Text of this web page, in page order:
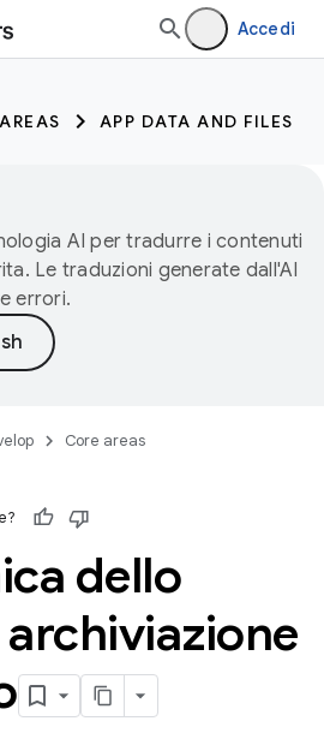
Accedi
APP DATA AND FILES
AI per tradurre i contenuti
Le traduzioni generate dall'AI
errori.
Core areas
dello